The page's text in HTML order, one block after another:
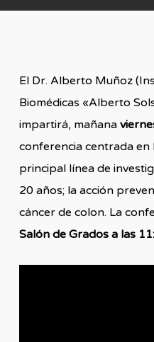
El Dr. Alberto Muñoz
Biomédicas «Alberto
impartirá, mañana
conferencia centrada en
principal línea de
20 años; la acción
cáncer de colon. La
Salón de Grados a las